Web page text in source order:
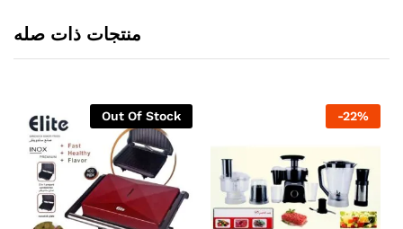
منتجات ذات صله
Out Of Stock -22%